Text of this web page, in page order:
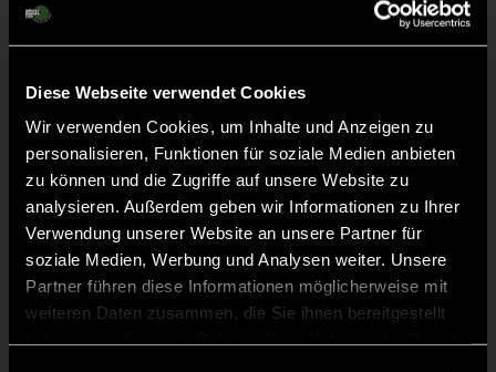
Diese Webseite verwendet Cookies
Wir verwenden Cookies, um Inhalte und Anzeigen zu
personalisieren, Funktionen für soziale Medien anbieten
zu können und die Zugriffe auf unsere Website zu
analysieren. Außerdem geben wir Informationen zu Ihrer
Verwendung unserer Website an unsere Partner für
soziale Medien, Werbung und Analysen weiter. Unsere
Partner führen diese Informationen möglicherweise mit
weiteren Daten zusammen, die Sie ihnen bereitgestellt
60'
Abpfiff
Spiel beendet
31' TOR 0:3, FELDTOR
TOR 0:2, FELDTOR